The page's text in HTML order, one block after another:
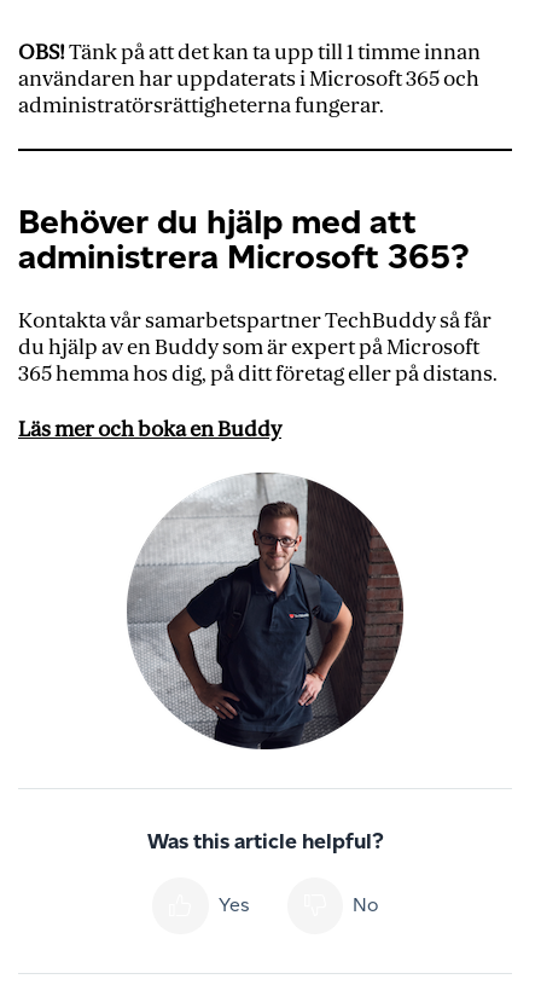
OBS!Tänk på att det kan ta upp till 1 timme innan
användaren har uppdaterats i Microsoft 365 och
administratörsrättigheterna fungerar.
Behöver du hjälp med att
administrera Microsoft 365?
Kontakta vår samarbetspartner TechBuddy så får
du hjälp av en Buddy som är expert på Microsoft
365 hemma hos dig, på ditt företag eller på distans.
Läs mer och boka en Buddy
Was this article helpful?
Yes No